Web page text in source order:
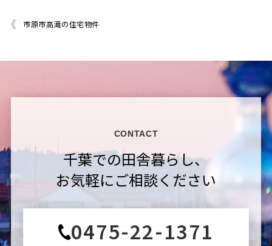
市原市高滝の住宅物件
CONTACT
千葉での田舎暮らし、
お気軽にご相談ください
0475-22-1371